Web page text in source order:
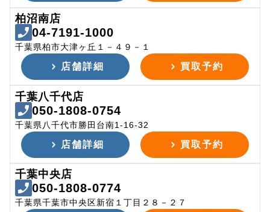
柏沼南店
04-7191-1000
千葉県柏市大津ヶ丘１－４９－１
店舗詳細 買取予約
千葉八千代店
050-1808-0754
千葉県八千代市勝田台南1-16-32
店舗詳細 買取予約
千葉中央店
050-1808-0774
千葉県千葉市中央区新宿１丁目２８－２７